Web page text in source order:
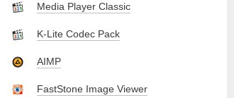
Media Player Classic
K-Lite Codec Pack
AIMP
FastStone Image Viewer